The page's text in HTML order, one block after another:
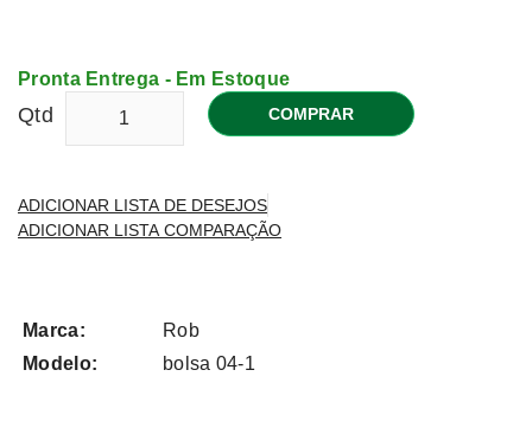
Pronta Entrega - Em Estoque
Qtd COMPRAR
ADICIONAR LISTA DE DESEJOS
ADICIONAR LISTA COMPARAÇÃO
Marca:
Rob
Modelo:
bolsa 04-1